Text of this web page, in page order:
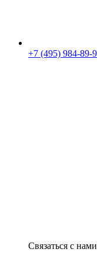
+7 (495) 984-89-
Связаться с нами